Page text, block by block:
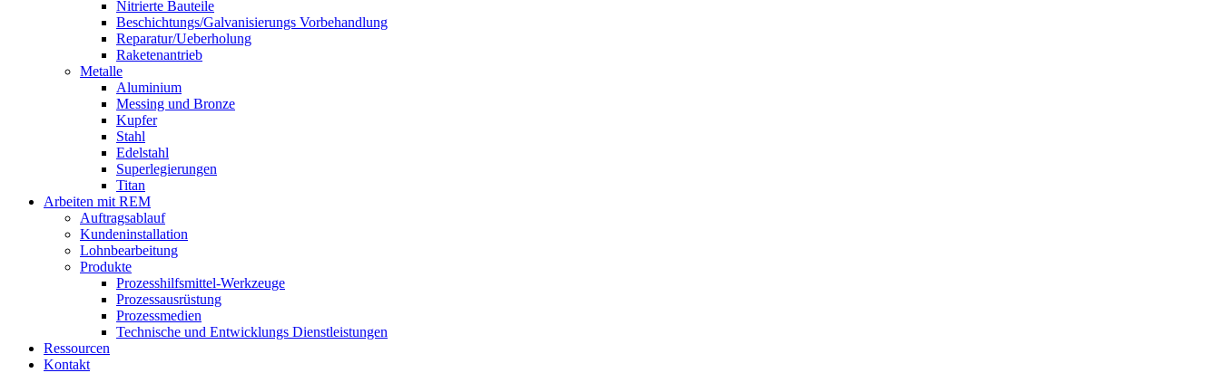
Nitrierte Bauteile
Beschichtungs/Galvanisierungs Vorbehandlung
Reparatur/Ueberholung
Raketenantrieb
Metalle
Aluminium
Messing und Bronze
Kupfer
Stahl
Edelstahl
Superlegierungen
Titan
Arbeiten mit REM
Auftragsablauf
Kundeninstallation
Lohnbearbeitung
Produkte
Prozesshilfsmittel-Werkzeuge
Prozessausrüstung
Prozessmedien
Technische und Entwicklungs Dienstleistungen
Ressourcen
Kontakt